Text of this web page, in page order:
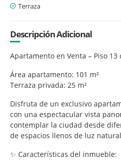
Terraza
Descripción Adicional
Apartamento en Venta – Piso 13
Área apartamento: 101 m²
Terraza privada: 25 m²
Disfruta de un exclusivo
con una espectacular vista
contemplar la ciudad desde
de espacios llenos de luz
✨ Características del inmueble: